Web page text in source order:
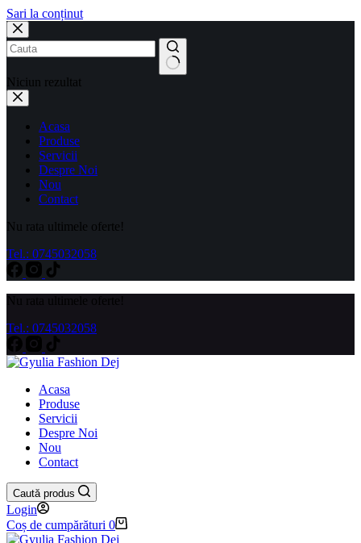
Sari la conținut
Niciun rezultat
Acasa
Produse
Servicii
Despre Noi
Nou
Contact
Nu rata ultimele oferte!
Tel.: 0745032058
Tel.: 0745032058
Acasa
Produse
Servicii
Despre Noi
Nou
Contact
Caută produs
Login
Coș de cumpărături 0